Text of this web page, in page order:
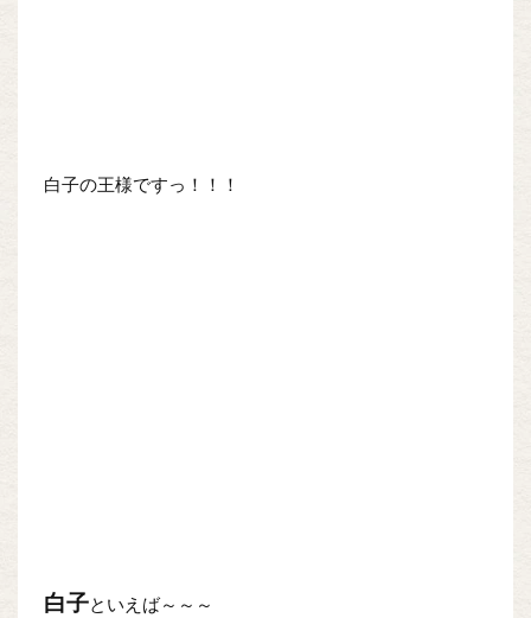
白子の王様ですっ！！！
白子といえば～～～